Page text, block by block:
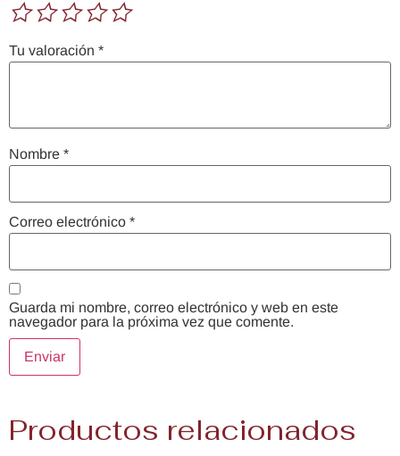
Tu valoración *
Nombre *
Correo electrónico *
Guarda mi nombre, correo electrónico y web en este
navegador para la próxima vez que comente.
Productos relacionados